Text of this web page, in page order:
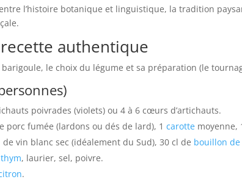
l’histoire botanique et linguistique, la tradition
authentique
le choix du légume et sa préparation (le
poivrades (violets) ou 4 à 6 cœurs d’artichauts.
porc fumée (lardons ou dés de lard), 1carotte moyenne,
de vin blanc sec (idéalement du Sud), 30 cl de bouillon
thym, laurier, sel, poivre.
.